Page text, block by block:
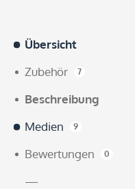
Übersicht
Zubehör
7
Beschreibung
Medien
9
Bewertungen 0
—